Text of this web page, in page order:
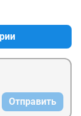
Отправить